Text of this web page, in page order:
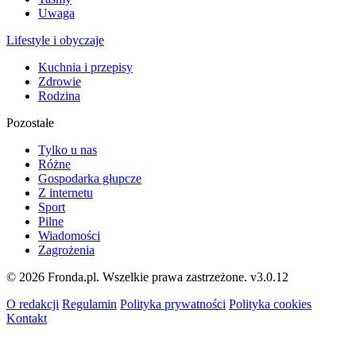
Uwaga
Lifestyle i obyczaje
Kuchnia i przepisy
Zdrowie
Rodzina
Pozostałe
Tylko u nas
Różne
Gospodarka głupcze
Z internetu
Sport
Pilne
Wiadomości
Zagrożenia
© 2026 Fronda.pl. Wszelkie prawa zastrzeżone. v3.0.12
O redakcji Regulamin Polityka prywatności Polityka cookies
Kontakt